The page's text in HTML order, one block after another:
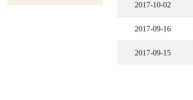
2017-10-02
2017-09-16
2017-09-15